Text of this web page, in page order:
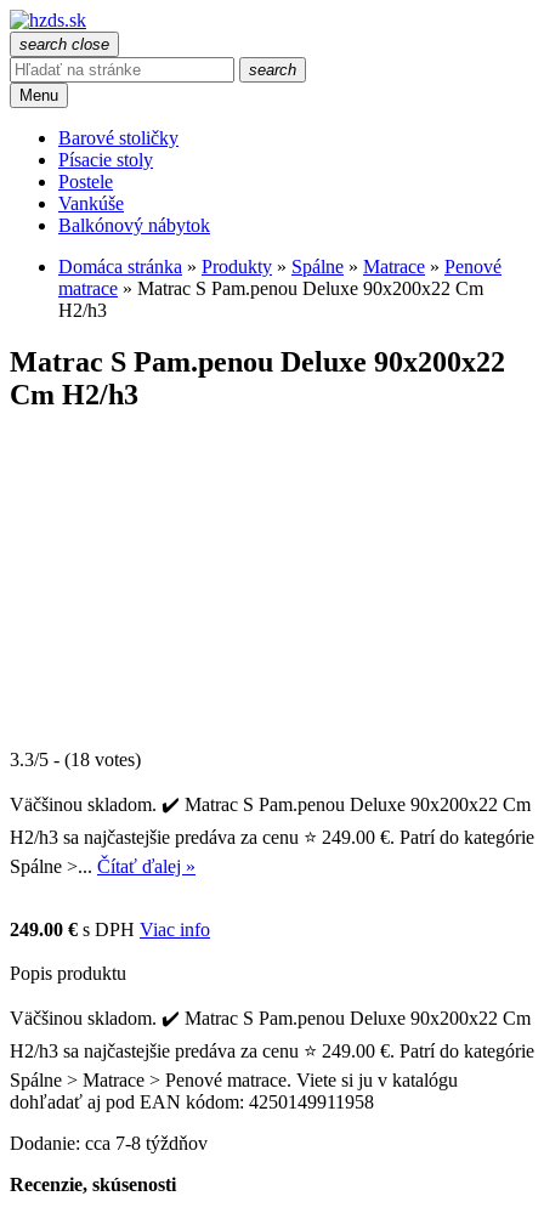
search close
search
Menu
Barové stoličky
Písacie stoly
Postele
Vankúše
Balkónový nábytok
Domáca stránka » Produkty » Spálne » Matrace » Penové
matrace » Matrac S Pam.penou Deluxe 90x200x22 Cm
H2/h3
Matrac S Pam.penou Deluxe 90x200x22
Cm H2/h3
3.3/5 - (18 votes)
Väčšinou skladom. ✔️ Matrac S Pam.penou Deluxe 90x200x22 Cm
H2/h3 sa najčastejšie predáva za cenu ⭐ 249.00 €. Patrí do kategórie
Spálne >... Čítať ďalej »
249.00 € s DPH Viac info
Popis produktu
Väčšinou skladom. ✔️ Matrac S Pam.penou Deluxe 90x200x22 Cm
H2/h3 sa najčastejšie predáva za cenu ⭐ 249.00 €. Patrí do kategórie
Spálne > Matrace > Penové matrace. Viete si ju v katalógu
dohľadať aj pod EAN kódom: 4250149911958
Dodanie: cca 7-8 týždňov
Recenzie, skúsenosti